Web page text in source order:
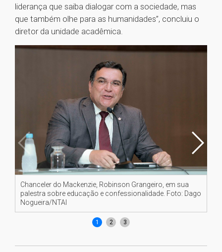
liderança que saiba dialogar com a sociedade, mas
que também olhe para as humanidades”, concluiu o
diretor da unidade acadêmica.
Chanceler do Mackenzie, Robinson Grangeiro, em sua
palestra sobre educação e confessionalidade. Foto: Dago
Nogueira/NTAI
1 2 3